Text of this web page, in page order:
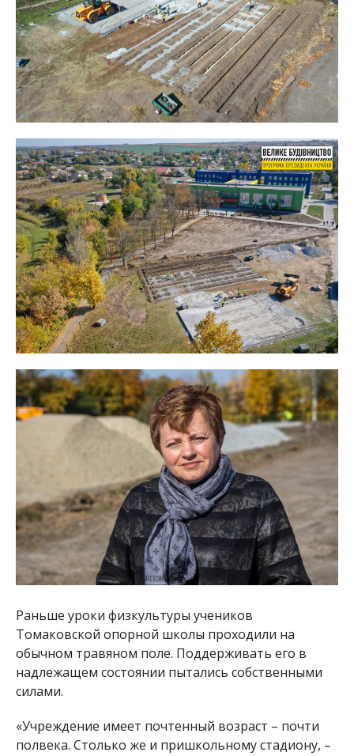
Раньше уроки физкультуры учеников
Томаковской опорной школы проходили на
обычном травяном поле. Поддерживать его в
надлежащем состоянии пытались собственными
силами.
«Учреждение имеет почтенный возраст – почти
полвека. Столько же и пришкольному стадиону, –